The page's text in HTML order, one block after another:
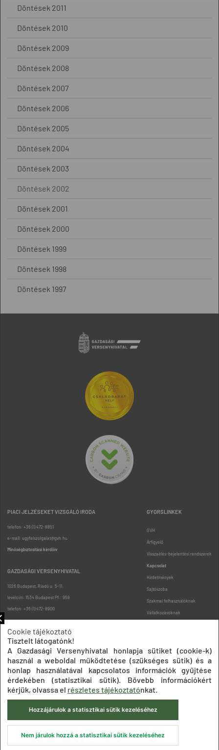
Döntések 2011
Döntések 2010
Döntések 2009
Döntések 2008
Döntések 2007
Döntések 2006
Döntések 2005
Döntések 2004
Döntések 2003
Döntések 2002
Döntések 2001
Döntések 2000
Döntések 1999
Döntések 1998
Döntések 1997
PIACI JELZÉSEKET VIZSGÁLÓ IRODA
telefon: +36 (1) 472-8851
e-mail: ugyfelszolgalat@gvh.hu
Minőségbiztosítási kérdőív
GAZDASÁGI VERSENYHIVATAL
1026 Budapest, Riadó u. 5-11.
levélcím: 1534 Budapest Pf.: 958
telefon: +36 (1) 472-8900
GYORSLINKEK
GVH
Árfigyelő
Visszaélés-bejelentési rendszerek
Kapcsolat
Hirdetmények
Sajtószoba
Szakmai felhasználóknak
Vállalkozásoknak
Oldaltérkép
Impresszum Adatkezelési tájékoztatók
Akadálymentesítési nyilatkozat
Közadatkereső
Süti beállítások ÁSZF
© 2020 Gazdasági Versenyhivatal
Cookie tájékoztató
Tisztelt látogatónk!
A Gazdasági Versenyhivatal honlapja sütiket (cookie-k)
használ a weboldal működtetése (szükséges sütik) és a
honlap használatával kapcsolatos információk gyűjtése
érdekében (statisztikai sütik). Bővebb információkért
kérjük, olvassa el részletes tájékoztatónkat.
Hozzájárulok a statisztikai sütik kezeléséhez
Nem járulok hozzá a statisztikai sütik kezeléséhez